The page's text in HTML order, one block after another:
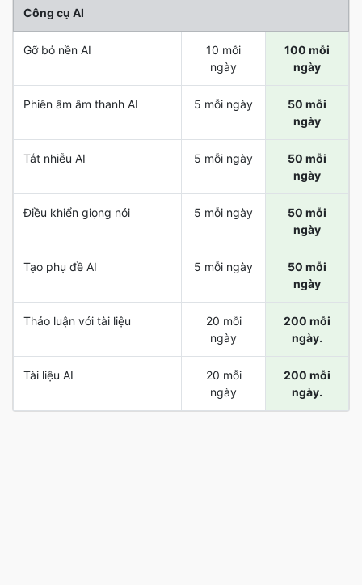
Công cụ AI
Gỡ bỏ nền AI
10 mỗi
ngày
100 mỗi
ngày
Phiên âm âm thanh AI 5 mỗi ngày
50 mỗi
ngày
Tắt nhiễu AI 5 mỗi ngày
50 mỗi
ngày
Điều khiển giọng nói 5 mỗi ngày
50 mỗi
ngày
Tạo phụ đề AI 5 mỗi ngày
50 mỗi
ngày
Thảo luận với tài liệu
20 mỗi
ngày
200 mỗi
ngày.
Tài liệu AI
20 mỗi
ngày
200 mỗi
ngày.